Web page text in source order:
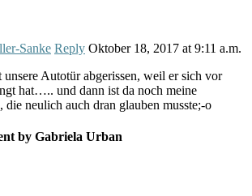
Sanke Reply Oktober 18, 2017 at 9:11 a.m.
unsere Autotür abgerissen, weil er sich vor
hat….. und dann ist da noch meine
die neulich auch dran glauben musste;-o
by Gabriela Urban